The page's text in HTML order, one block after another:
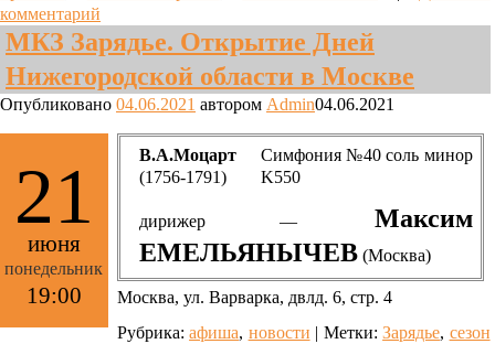
комментарий
МКЗ Зарядье. Открытие Дней
Нижегородской области в Москве
Опубликовано 04.06.2021 автором Admin04.06.2021
21
июня
понедельник
19:00
В.А.Моцарт
(1756-1791)
Симфония №40 соль минор
K550
дирижер —
Максим
ЕМЕЛЬЯНЫЧЕВ(Москва)
Москва, ул. Варварка, двлд. 6, стр. 4
Рубрика: афиша, новости Метки: Зарядье, сезон